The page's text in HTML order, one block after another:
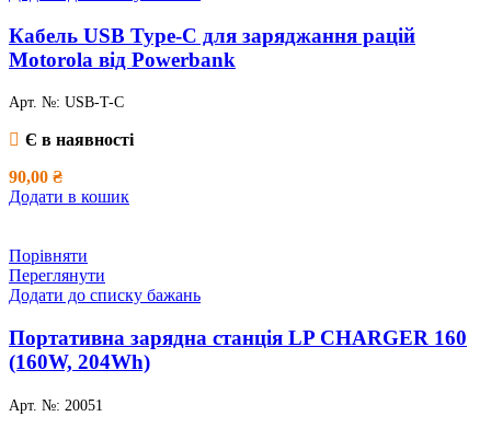
Кабель USB Type-C для заряджання рацій
Motorola від Powerbank
Арт. №: USB-T-C
Є в наявності
90,00 ₴
Додати в кошик
Порівняти
Переглянути
Додати до списку бажань
Портативна зарядна станція LP CHARGER 160
(160W, 204Wh)
Арт. №: 20051